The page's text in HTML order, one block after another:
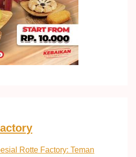
Rotte Factory: Teman